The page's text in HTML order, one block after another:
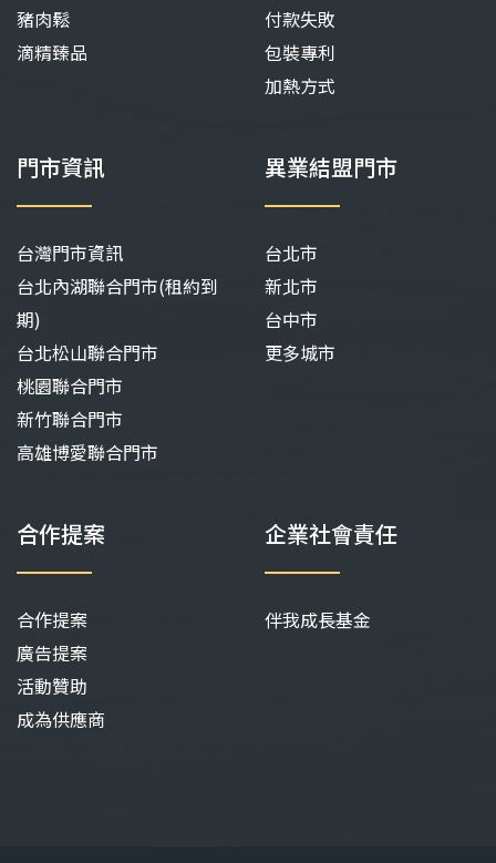
豬肉鬆
滴精臻品
付款失敗
包裝專利
加熱方式
門市資訊
台灣門市資訊
台北內湖聯合門市(租約到
期)
台北松山聯合門市
桃園聯合門市
新竹聯合門市
高雄博愛聯合門市
異業結盟門市
台北市
新北市
台中市
更多城市
合作提案
合作提案
廣告提案
活動贊助
成為供應商
企業社會責任
伴我成長基金